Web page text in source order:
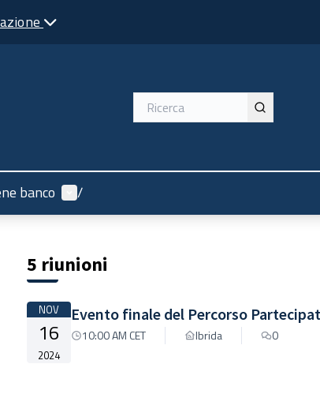
banco Menù utente
/
5 riunioni
NOV
16
2024
Evento finale del Percorso
10:00 AM CET Ibrida 0